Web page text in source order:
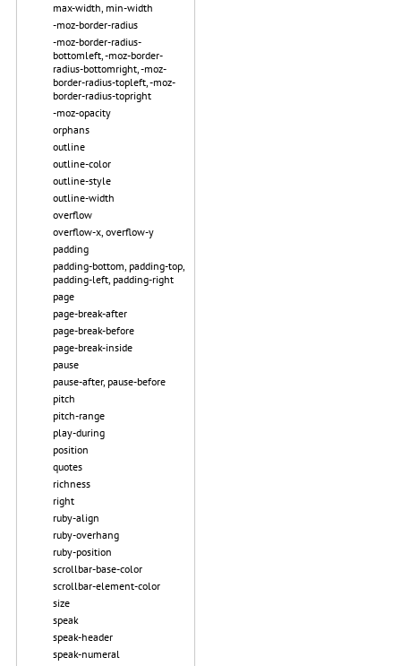
max-width, min-width
-moz-border-radius
-moz-border-radius-
bottomleft, -moz-border-
radius-bottomright, -moz-
border-radius-topleft, -moz-
border-radius-topright
-moz-opacity
orphans
outline
outline-color
outline-style
outline-width
overflow
overflow-x, overflow-y
padding
padding-bottom, padding-top,
padding-left, padding-right
page
page-break-after
page-break-before
page-break-inside
pause
pause-after, pause-before
pitch
pitch-range
play-during
position
quotes
richness
right
ruby-align
ruby-overhang
ruby-position
scrollbar-base-color
scrollbar-element-color
size
speak
speak-header
speak-numeral